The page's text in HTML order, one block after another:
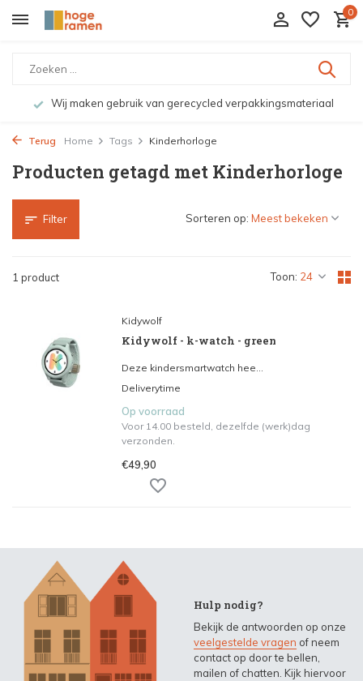
0
Wij maken gebruik van gerecycled verpakkingsmateriaal
Terug Home Tags Kinderhorloge
Producten getagd met Kinderhorloge
Filter
1 product Toon:
Sorteren op:
Kidywolf
Kidywolf - k-watch - green
Deze kindersmartwatch hee...
Deliverytime
Op voorraad
Voor 14.00 besteld, dezelfde (werk)dag
verzonden.
€49,90
Hulp nodig?
Bekijk de antwoorden op onze
veelgestelde vragen of neem
contact op door te bellen,
mailen of chatten. Kijk hiervoor